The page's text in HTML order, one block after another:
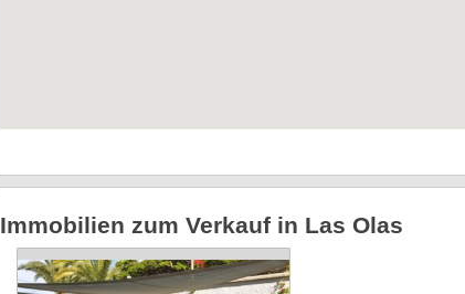
Immobilien zum Verkauf in Las Olas